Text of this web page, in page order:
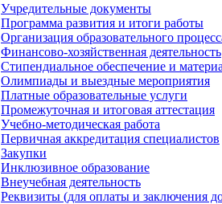
Учредительные документы
Программа развития и итоги работы
Организация образовательного
Финансово-хозяйственная деятельность
Стипендиальное обеспечение и
Олимпиады и выездные мероприятия
Платные образовательные услуги
Промежуточная и итоговая аттестация
Учебно-методическая работа
Первичная аккредитация специалистов
Закупки
Инклюзивное образование
Внеучебная деятельность
Реквизиты (для оплаты и заключения